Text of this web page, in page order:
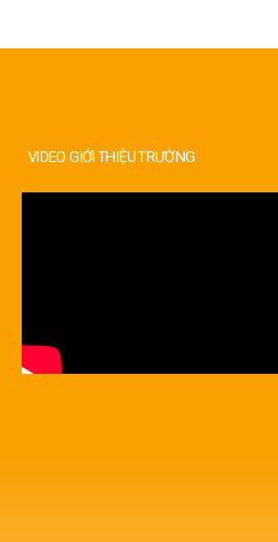
VIDEO GIỚI THIỆU TRƯỜNG